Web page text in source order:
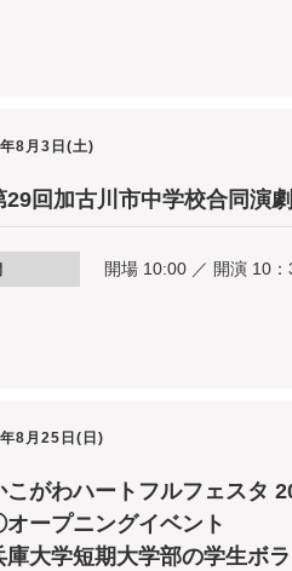
8月3日(土)
29回加古川市中学校合同演
開場 10:00 ／ 開演 10：
8月25日(日)
こがわハートフルフェスタ
ープニングイベント
庫大学短期大学部の学生ボ